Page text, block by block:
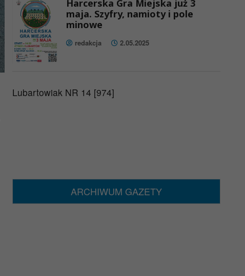
Harcerska Gra Miejska już 3
maja. Szyfry, namioty i pole
minowe
redakcja 2.05.2025
Lubartowiak NR 14 [974]
ARCHIWUM GAZETY